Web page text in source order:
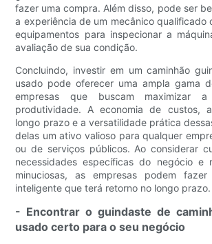
fazer uma compra. Além disso, pode ser
a experiência de um mecânico qualificado
equipamentos para inspecionar a
avaliação de sua condição.
Concluindo, investir em um caminhão
usado pode oferecer uma ampla gama
empresas que buscam maximizar
produtividade. A economia de custos,
longo prazo e a versatilidade prática
delas um ativo valioso para qualquer
ou de serviços públicos. Ao considerar
necessidades específicas do negócio e
minuciosas, as empresas podem fazer
inteligente que terá retorno no longo prazo.
- Encontrar o guindaste de
usado certo para o seu negócio